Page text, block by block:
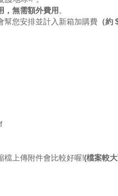
，無需額外費用 。
幫您安排並計入新箱加購費 （約
檔上傳附件會比較好喔!(檔案較